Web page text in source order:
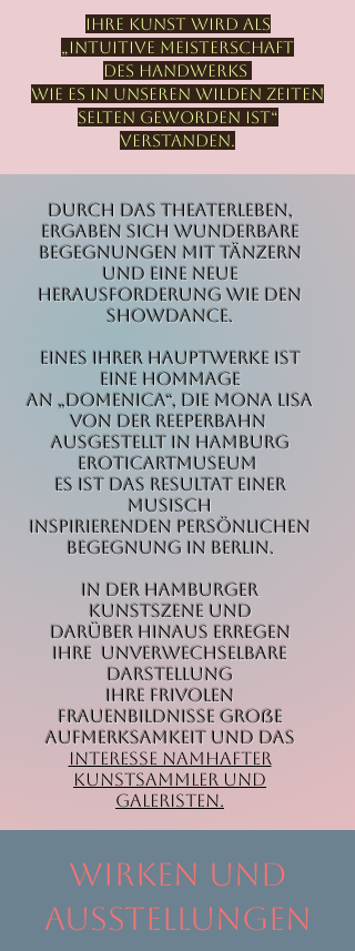
Ihre Kunst wird als
„intuitive Meisterschaft
des Handwerks
wie es in unseren wilden Zeiten
selten geworden ist“
verstanden.
​Durch das Theaterleben,
ergaben sich wunderbare
Begegnungen mit Tänzern
und eine neue
Herausforderung wie den
Showdance.
Eines ihrer Hauptwerke ist
eine Hommage
an „Domenica“, die Mona Lisa
von der Reeperbahn
Ausgestellt in Hamburg
EroticArtMuseum
Es ist das Resultat einer
musisch
inspirierenden persönlichen
Begegnung in Berlin.
In der Hamburger
Kunstszene und
darüber hinaus erregen
ihre unverwechselbare
Darstellung
ihre frivolen
Frauenbildnisse große
Aufmerksamkeit und das
Interesse namhafter
Kunstsammler und
Galeristen.
Wirken und
Ausstellungen